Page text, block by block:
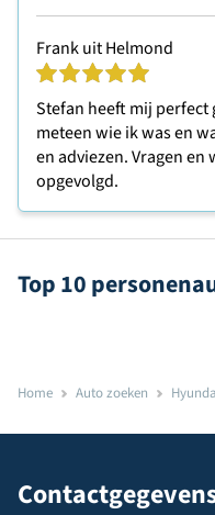
Frank uit Helmond
Stefan heeft mij perfect
meteen wie ik was en
en adviezen. Vragen
opgevolgd.
Top 10
Home Auto zoeken